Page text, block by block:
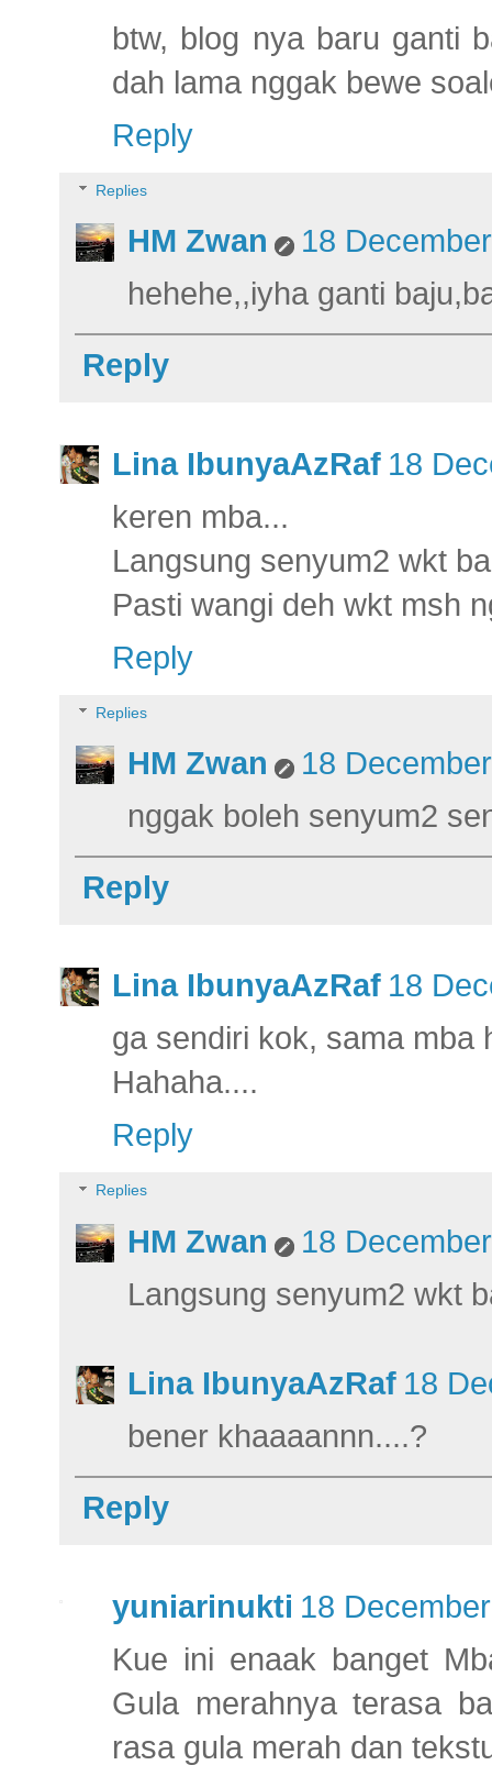
btw, blog nya baru ganti
dah lama nggak bewe
Reply
Replies
HM Zwan
18
hehehe,,iyha ganti
Reply
Lina IbunyaAzRaf 18
keren mba...
Langsung senyum2 wkt
Pasti wangi deh wkt msh
Reply
Replies
HM Zwan
18
nggak boleh senyum2
Reply
Lina IbunyaAzRaf 18
ga sendiri kok, sama mba
Hahaha....
Reply
Replies
HM Zwan
18
Langsung senyum2 wkt
Lina IbunyaAzRaf 18
bener khaaaannn....?
Reply
yuniarinukti 18
Kue ini enaak banget
Gula merahnya terasa
rasa gula merah dan